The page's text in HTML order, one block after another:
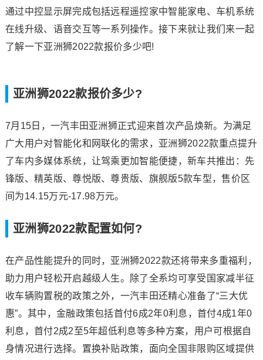
通过中控显示屏完成包括远程遥控家中智能家电、车机系统
在线升级、语音交互等一系列操作。接下来就让我们来一起
了解一下亚洲狮2022款报价多少吧!
亚洲狮2022款报价多少?
7月15日，一汽丰田亚洲狮正式迎来首次产品焕新。为满足
广大用户对智能化和网联化的需求，亚洲狮2022款重点提升
了车内多媒体系统，让驾乘更加智能便捷，新车共推出：先
锋版、精英版、尊悦版、尊贵版、旗舰版5款车型，售价区
间为14.15万元-17.98万元。
亚洲狮2022款配置如何?
在产品性能提升的同时，亚洲狮2022款还将带来多重福利，
助力用户轻松开启越级人生。除了全系均可享受国家减半征
收车辆购置税的政策之外，一汽丰田还精心准备了“三大优
惠”。其中，金融政策包括首付6成2年0利息，首付4成1年0
利息，首付2成2至5年超低利息等多种方案，用户可根据自
身情况进行选择。置换补贴政策，面向全国非限购区域提供